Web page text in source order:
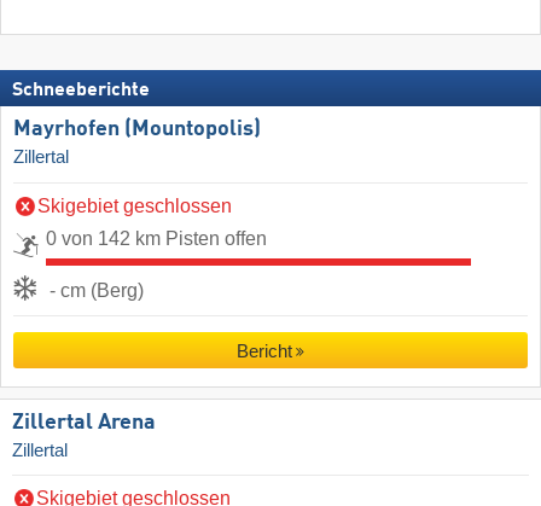
Schneeberichte
Mayrhofen (Mountopolis)
Zillertal
Skigebiet geschlossen
0 von 142 km Pisten offen
- cm (Berg)
Bericht
Zillertal Arena
Zillertal
Skigebiet geschlossen